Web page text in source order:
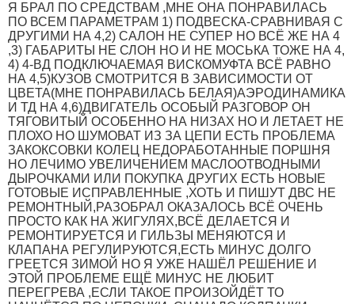
Я БРАЛ ПО СРЕДСТВАМ ,МНЕ ОНА ПОНРАВИЛАСЬ
ПО ВСЕМ ПАРАМЕТРАМ 1) ПОДВЕСКА-СРАВНИВАЯ С
ДРУГИМИ НА 4,2) САЛОН НЕ СУПЕР НО ВСЁ ЖЕ НА 4
,3) ГАБАРИТЫ НЕ СЛОН НО И НЕ МОСЬКА ТОЖЕ НА 4,
4) 4-ВД ПОДКЛЮЧАЕМАЯ ВИСКОМУФТА ВСЁ РАВНО
НА 4,5)КУЗОВ СМОТРИТСЯ В ЗАВИСИМОСТИ ОТ
ЦВЕТА(МНЕ ПОНРАВИЛАСЬ БЕЛАЯ)АЭРОДИНАМИКА
И ТД НА 4,6)ДВИГАТЕЛЬ ОСОБЫЙ РАЗГОВОР ОН
ТЯГОВИТЫЙ ОСОБЕННО НА НИЗАХ НО И ЛЕТАЕТ НЕ
ПЛОХО НО ШУМОВАТ ИЗ ЗА ЦЕПИ ЕСТЬ ПРОБЛЕМА
ЗАКОКСОВКИ КОЛЕЦ НЕДОРАБОТАННЫЕ ПОРШНЯ
НО ЛЕЧИМО УВЕЛИЧЕНИЕМ МАСЛООТВОДНЫМИ
ДЫРОЧКАМИ ИЛИ ПОКУПКА ДРУГИХ ЕСТЬ НОВЫЕ
ГОТОВЫЕ ИСПРАВЛЕННЫЕ ,ХОТЬ И ПИШУТ ДВС НЕ
РЕМОНТНЫЙ,РАЗОБРАЛ ОКАЗАЛОСЬ ВСЁ ОЧЕНЬ
ПРОСТО КАК НА ЖИГУЛЯХ,ВСЁ ДЕЛАЕТСЯ И
РЕМОНТИРУЕТСЯ И ГИЛЬЗЫ МЕНЯЮТСЯ И
КЛАПАНА РЕГУЛИРУЮТСЯ,ЕСТЬ МИНУС ДОЛГО
ГРЕЕТСЯ ЗИМОЙ НО Я УЖЕ НАШЁЛ РЕШЕНИЕ И
ЭТОЙ ПРОБЛЕМЕ ЕЩЁ МИНУС НЕ ЛЮБИТ
ПЕРЕГРЕВА ,ЕСЛИ ТАКОЕ ПРОИЗОЙДЁТ ТО